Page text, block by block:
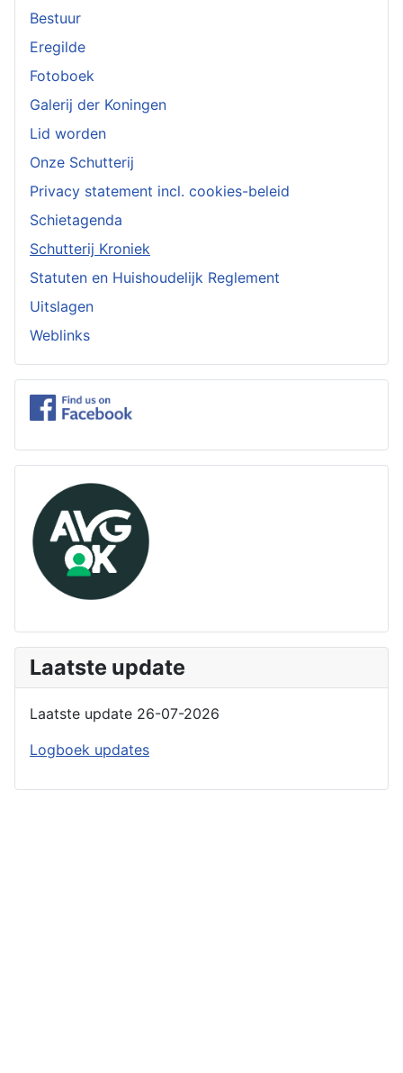
Bestuur
Eregilde
Fotoboek
Galerij der Koningen
Lid worden
Onze Schutterij
Privacy statement incl. cookies-beleid
Schietagenda
Schutterij Kroniek
Statuten en Huishoudelijk Reglement
Uitslagen
Weblinks
Laatste update
Laatste update 26-07-2026
Logboek updates